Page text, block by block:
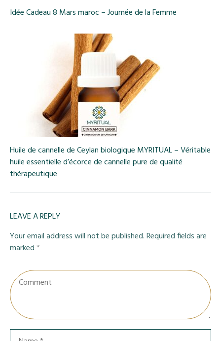
Idée Cadeau 8 Mars maroc – Journée de la Femme
Huile de cannelle de Ceylan biologique MYRITUAL – Véritable
huile essentielle d’écorce de cannelle pure de qualité
thérapeutique
LEAVE A REPLY
Your email address will not be published.Required fields are
marked*